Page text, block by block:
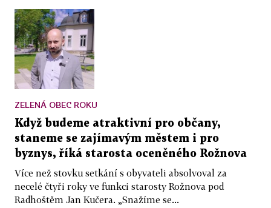
ZELENÁ OBEC ROKU
Když budeme atraktivní pro občany,
staneme se zajímavým městem i pro
byznys, říká starosta oceněného Rožnova
Více než stovku setkání s obyvateli absolvoval za
necelé čtyři roky ve funkci starosty Rožnova pod
Radhoštěm Jan Kučera. „Snažíme se...